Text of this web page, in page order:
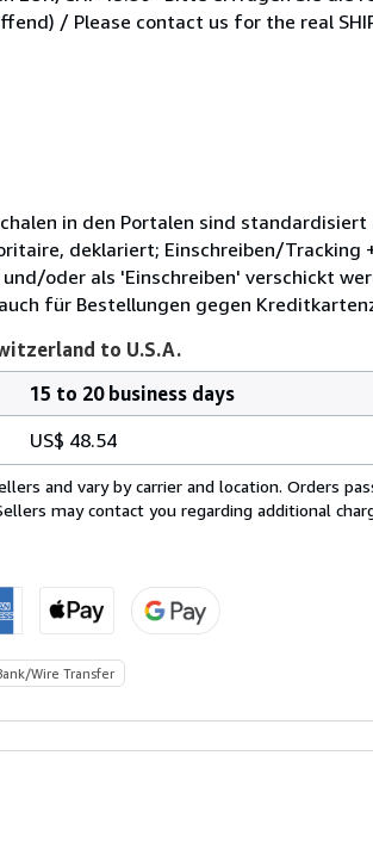
/ Please contact us for the real
in den Portalen sind
deklariert; Einschreiben/Tracking
oder als 'Einschreiben' verschickt
für Bestellungen gegen
to U.S.A.
15 to 20 business days
US$ 48.54
and vary by carrier and location. Orders
may contact you regarding additional
Wire Transfer